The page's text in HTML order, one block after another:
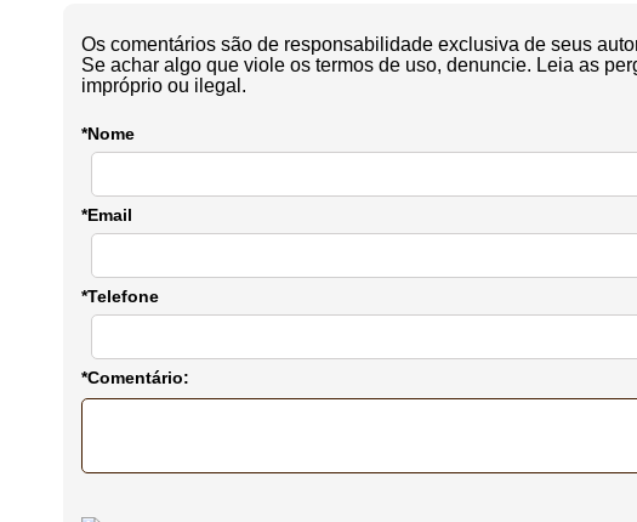
Os comentários são de responsabilidade exclusiva de seus
Se achar algo que viole os termos de uso, denuncie. Leia as
impróprio ou ilegal.
*Nome
*Email
*Telefone
*Comentário: